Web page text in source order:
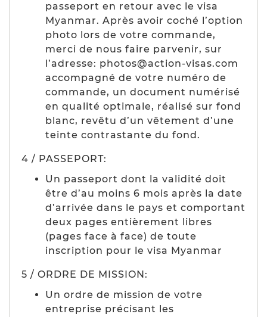
passeport en retour avec le visa
Myanmar. Après avoir coché l’option
photo lors de votre commande,
merci de nous faire parvenir, sur
l’adresse: photos@action-visas.com
accompagné de votre numéro de
commande, un document numérisé
en qualité optimale, réalisé sur fond
blanc, revêtu d’un vêtement d’une
teinte contrastante du fond.
4 / PASSEPORT:
Un passeport dont la validité doit
être d’au moins 6 mois après la date
d’arrivée dans le pays et comportant
deux pages entièrement libres
(pages face à face) de toute
inscription pour le visa Myanmar
5 / ORDRE DE MISSION:
Un ordre de mission de votre
entreprise précisant les